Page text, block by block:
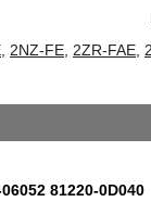
2NZ-FE 2ZR-FAE
81220-0D040